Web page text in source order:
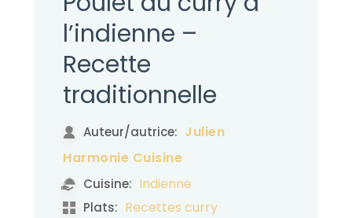
l’indienne –
Recette
traditionnelle
Auteur/autrice: Julien
Harmonie Cuisine
Cuisine: Indienne
Plats: Recettes curry